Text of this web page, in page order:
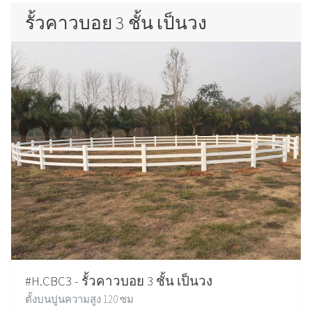
รั้วคาวบอย 3 ชั้น เป็นวง
#H.CBC3 - รั้วคาวบอย 3 ชั้น เป็นวง
ตั้งบนปูนความสูง 120 ซม